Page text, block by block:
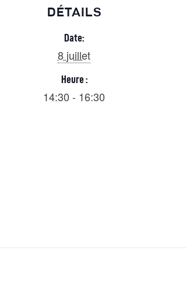
DÉTAILS
Date:
8 juillet
Heure :
14:30 - 16:30